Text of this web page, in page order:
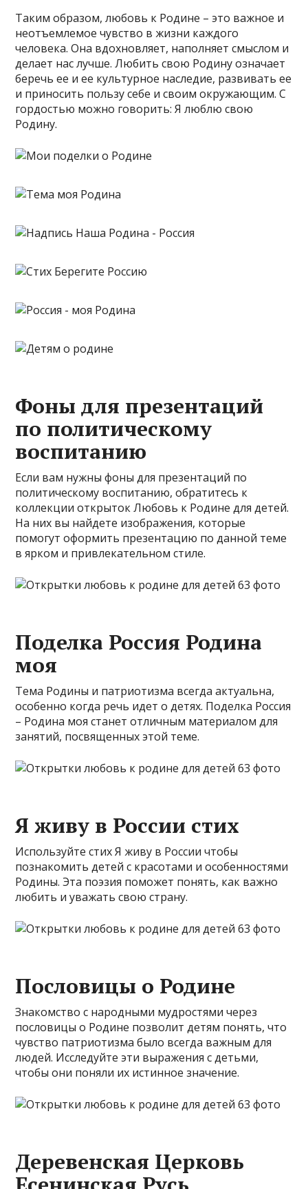
Таким образом, любовь к Родине – это важное и
неотъемлемое чувство в жизни каждого
человека. Она вдохновляет, наполняет смыслом и
делает нас лучше. Любить свою Родину означает
беречь ее и ее культурное наследие, развивать ее
и приносить пользу себе и своим окружающим. С
гордостью можно говорить: Я люблю свою
Родину.
Фоны для презентаций
по политическому
воспитанию
Если вам нужны фоны для презентаций по
политическому воспитанию, обратитесь к
коллекции открыток Любовь к Родине для детей.
На них вы найдете изображения, которые
помогут оформить презентацию по данной теме
в ярком и привлекательном стиле.
Поделка Россия Родина
моя
Тема Родины и патриотизма всегда актуальна,
особенно когда речь идет о детях. Поделка Россия
– Родина моя станет отличным материалом для
занятий, посвященных этой теме.
Я живу в России стих
Используйте стих Я живу в России чтобы
познакомить детей с красотами и особенностями
Родины. Эта поэзия поможет понять, как важно
любить и уважать свою страну.
Пословицы о Родине
Знакомство с народными мудростями через
пословицы о Родине позволит детям понять, что
чувство патриотизма было всегда важным для
людей. Исследуйте эти выражения с детьми,
чтобы они поняли их истинное значение.
Деревенская Церковь